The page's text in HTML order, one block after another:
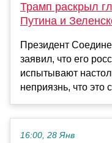
Трамп раскрыл
Путина и
Президент
заявил, что его
испытывают
неприязнь, что это
16:00, 28 Янв